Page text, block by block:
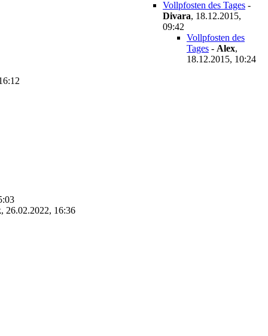
Vollpfosten des Tages -
Divara, 18.12.2015,
09:42
Vollpfosten des
Tages - Alex,
18.12.2015, 10:24
, 26.02.2022, 16:36